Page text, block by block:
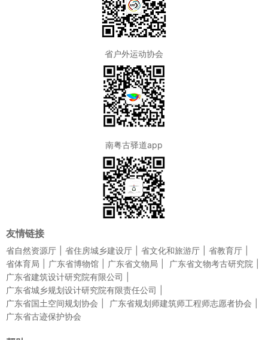
省户外运动协会
南粤古驿道app
友情链接
省自然资源厅 省住房城乡建设厅 省文化和旅游厅
省教育厅
省体育局
广东省博物馆 广东省文物局
广东省文物考古研究院
广东省建筑设计研究院有限公司
广东省城乡规划设计研究院有限责任公司
广东省国土空间规划协会
广东省规划师建筑师工程师志愿者协会
广东省古迹保护协会